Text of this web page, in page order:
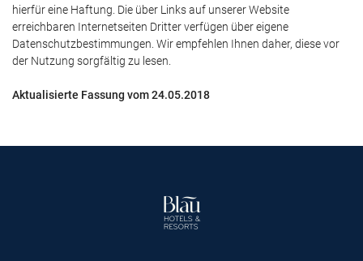
hierfür eine Haftung. Die über Links auf unserer Website
erreichbaren Internetseiten Dritter verfügen über eigene
Datenschutzbestimmungen. Wir empfehlen Ihnen daher, diese vor
der Nutzung sorgfältig zu lesen.
Aktualisierte Fassung vom 24.05.2018